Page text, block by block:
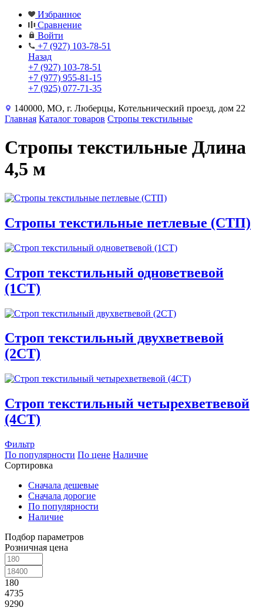
Избранное
Сравнение
Войти
+7 (927) 103-78-51
Назад
+7 (927) 103-78-51
+7 (977) 955-81-15
+7 (925) 077-71-35
140000, МО, г. Люберцы, Котельнический проезд, дом 22
Главная Каталог товаров Стропы текстильные
Стропы текстильные Длина
4,5 м
Стропы текстильные петлевые (СТП)
Строп текстильный одноветвевой
(1СТ)
Строп текстильный двухветвевой
(2СТ)
Строп текстильный четырехветвевой
(4СТ)
Фильтр
По популярности По цене Наличие
Сортировка
Сначала дешевые
Сначала дорогие
По популярности
Наличие
Подбор параметров
Розничная цена
180
4735
9290